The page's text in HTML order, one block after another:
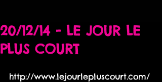
20/12/14 - LE JOUR LE
PLUS COURT
http://www.lejourlepluscourt.com/